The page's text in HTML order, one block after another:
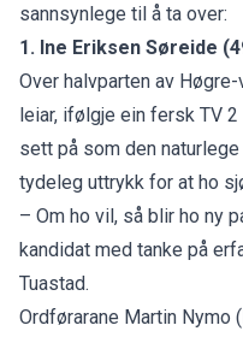
sannsynlege til å ta over:
1. Ine Eriksen Søreide
Over halvparten av
leiar, ifølgje ein fersk TV 2
sett på som den
tydeleg uttrykk for at ho
– Om ho vil, så blir ho ny
kandidat med tanke på
Tuastad.
Ordførarane Martin Nymo